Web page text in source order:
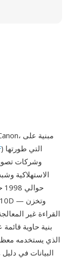
) التي طورتها
بنية حاوية